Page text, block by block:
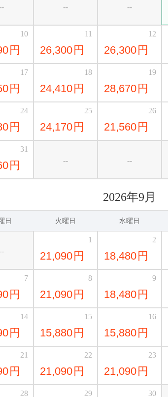
--
--
円
10
26,300 円
11
26,300 円
12
円
17
24,410 円
18
28,670 円
19
円
24
24,170 円
25
21,560 円
26
円
31
--
--
2026年9月
日 火曜日 水曜日
21,090 円
1
18,480 円
2
円
7
21,090 円
8
18,480 円
9
円
14
15,880 円
15
15,880 円
16
円
21
21,090 円
22
21,090 円
23
28 29 30